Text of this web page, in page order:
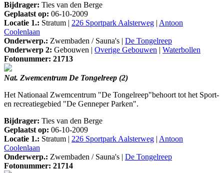
Bijdrager: Ties van den Berge
Geplaatst op: 06-10-2009
Locatie 1.: Stratum | 226 Sportpark Aalsterweg | Antoon
Coolenlaan
Onderwerp.: Zwembaden / Sauna's | De Tongelreep
Onderwerp 2: Gebouwen | Overige Gebouwen | Waterbollen
Fotonummer: 21713
Nat. Zwemcentrum De Tongelreep (2)
Het Nationaal Zwemcentrum "De Tongelreep"behoort tot het Sport-
en recreatiegebied "De Genneper Parken".
Bijdrager: Ties van den Berge
Geplaatst op: 06-10-2009
Locatie 1.: Stratum | 226 Sportpark Aalsterweg | Antoon
Coolenlaan
Onderwerp.: Zwembaden / Sauna's | De Tongelreep
Fotonummer: 21714